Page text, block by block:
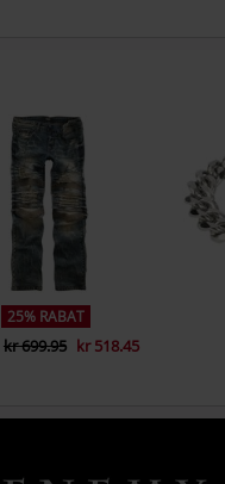
25% RABAT
kr 699.95 kr 518.45